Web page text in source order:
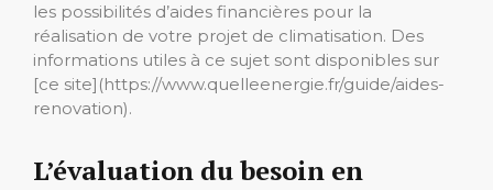
les possibilités d’aides financières pour la
réalisation de votre projet de climatisation. Des
informations utiles à ce sujet sont disponibles sur
[ce site](https://www.quelleenergie.fr/guide/aides-
renovation).
L’évaluation du besoin en